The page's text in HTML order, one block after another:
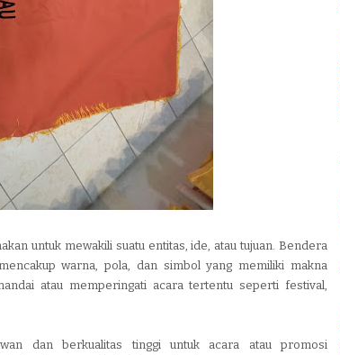
untuk mewakili suatu entitas, ide, atau tujuan. Bendera
warna, pola, dan simbol yang memiliki makna
atau memperingati acara tertentu seperti festival,
dan berkualitas tinggi untuk acara atau promosi